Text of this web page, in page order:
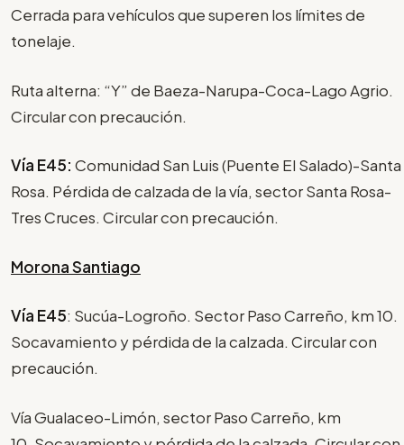
Cerrada para vehículos que superen los límites de
tonelaje.
Ruta alterna: “Y” de Baeza-Narupa-Coca-Lago Agrio.
Circular con precaución.
Vía E45: Comunidad San Luis (Puente El Salado)-Santa
Rosa. Pérdida de calzada de la vía, sector Santa Rosa-
Tres Cruces. Circular con precaución.
Morona Santiago
Vía E45: Sucúa-Logroño. Sector Paso Carreño, km 10.
Socavamiento y pérdida de la calzada. Circular con
precaución.
Vía Gualaceo-Limón, sector Paso Carreño, km